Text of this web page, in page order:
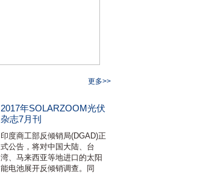
更多>>
2017年SOLARZOOM光伏
杂志7月刊
印度商工部反倾销局(DGAD)正
式公告，将对中国大陆、台
湾、马来西亚等地进口的太阳
能电池展开反倾销调查。同